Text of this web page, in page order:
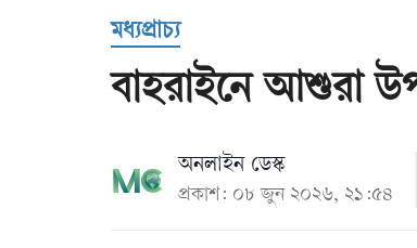
মধ্যপ্রাচ্য
বাহরাইনে আশুরা
অনলাইন ডেস্ক
প্রকাশ: ০৮ জুন ২০২৬, ২১:৫৪